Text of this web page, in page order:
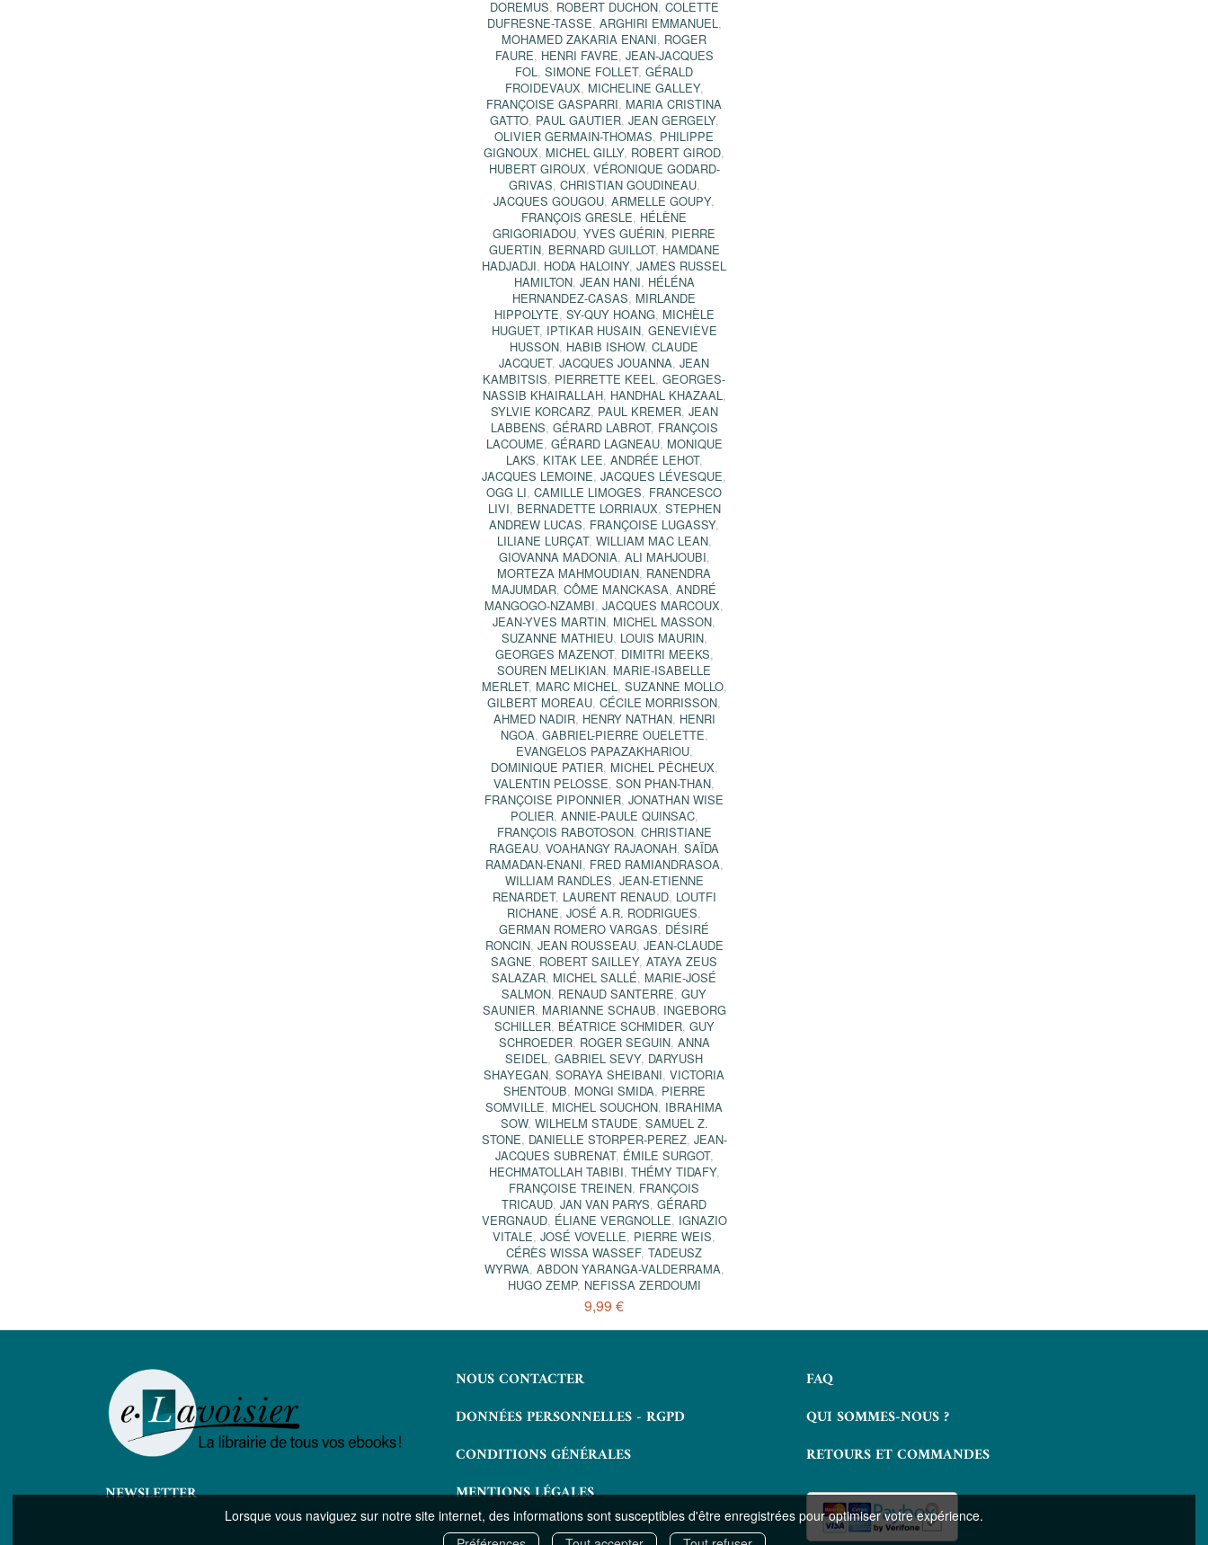
Lorsque vous naviguez sur notre site internet, des informations sont susceptibles d'être enregistrées pour optimiser votre expérience.
DOREMUS, ROBERT DUCHON, COLETTE
DUFRESNE-TASSE, ARGHIRI EMMANUEL ,
MOHAMED ZAKARIA ENANI, ROGER
FAURE, HENRI FAVRE, JEAN-JACQUES
FOL , SIMONE FOLLET, GÉRALD
FROIDEVAUX, MICHELINE GALLEY,
FRANÇOISE GASPARRI, MARIA CRISTINA
GATTO, PAUL GAUTIER, JEAN GERGELY,
OLIVIER GERMAIN-THOMAS, PHILIPPE
GIGNOUX, MICHEL GILLY, ROBERT GIROD,
HUBERT GIROUX, VÉRONIQUE GODARD-
GRIVAS, CHRISTIAN GOUDINEAU,
JACQUES GOUGOU, ARMELLE GOUPY,
FRANÇOIS GRESLE, HÉLÈNE
GRIGORIADOU, YVES GUÉRIN, PIERRE
GUERTIN, BERNARD GUILLOT, HAMDANE
HADJADJI, HODA HALOINY, JAMES RUSSEL
HAMILTON, JEAN HANI, HÉLÉNA
HERNANDEZ-CASAS, MIRLANDE
HIPPOLYTE, SY-QUY HOANG, MICHÈLE
HUGUET, IPTIKAR HUSAIN, GENEVIÈVE
HUSSON, HABIB ISHOW, CLAUDE
JACQUET, JACQUES JOUANNA, JEAN
KAMBITSIS, PIERRETTE KEEL , GEORGES-
NASSIB KHAIRALLAH, HANDHAL KHAZAAL ,
SYLVIE KORCARZ, PAUL KREMER, JEAN
LABBENS, GÉRARD LABROT, FRANÇOIS
LACOUME, GÉRARD LAGNEAU, MONIQUE
LAKS, KITAK LEE, ANDRÉE LEHOT,
JACQUES LEMOINE, JACQUES LÉVESQUE,
OGG LI, CAMILLE LIMOGES, FRANCESCO
LIVI, BERNADETTE LORRIAUX, STEPHEN
ANDREW LUCAS, FRANÇOISE LUGASSY,
LILIANE LURÇAT, WILLIAM MAC LEAN,
GIOVANNA MADONIA, ALI MAHJOUBI,
MORTEZA MAHMOUDIAN, RANENDRA
MAJUMDAR, CÔME MANCKASA, ANDRÉ
MANGOGO-NZAMBI, JACQUES MARCOUX,
JEAN-YVES MARTIN, MICHEL MASSON,
SUZANNE MATHIEU, LOUIS MAURIN,
GEORGES MAZENOT, DIMITRI MEEKS,
SOUREN MELIKIAN, MARIE-ISABELLE
MERLET, MARC MICHEL , SUZANNE MOLLO,
GILBERT MOREAU, CÉCILE MORRISSON,
AHMED NADIR, HENRY NATHAN, HENRI
NGOA, GABRIEL-PIERRE OUELETTE,
EVANGELOS PAPAZAKHARIOU,
DOMINIQUE PATIER, MICHEL PÊCHEUX,
VALENTIN PELOSSE, SON PHAN-THAN,
FRANÇOISE PIPONNIER, JONATHAN WISE
POLIER, ANNIE-PAULE QUINSAC,
FRANÇOIS RABOTOSON, CHRISTIANE
RAGEAU, VOAHANGY RAJAONAH, SAÏDA
RAMADAN-ENANI, FRED RAMIANDRASOA,
WILLIAM RANDLES, JEAN-ETIENNE
RENARDET, LAURENT RENAUD, LOUTFI
RICHANE, JOSÉ A.R. RODRIGUES,
GERMAN ROMERO VARGAS, DÉSIRÉ
RONCIN, JEAN ROUSSEAU, JEAN-CLAUDE
SAGNE, ROBERT SAILLEY, ATAYA ZEUS
SALAZAR, MICHEL SALLÉ, MARIE-JOSÉ
SALMON, RENAUD SANTERRE, GUY
SAUNIER, MARIANNE SCHAUB, INGEBORG
SCHILLER, BÉATRICE SCHMIDER, GUY
SCHROEDER, ROGER SEGUIN, ANNA
SEIDEL , GABRIEL SEVY, DARYUSH
SHAYEGAN, SORAYA SHEIBANI, VICTORIA
SHENTOUB, MONGI SMIDA, PIERRE
SOMVILLE, MICHEL SOUCHON, IBRAHIMA
SOW, WILHELM STAUDE, SAMUEL Z.
STONE, DANIELLE STORPER-PEREZ, JEAN-
JACQUES SUBRENAT, ÉMILE SURGOT,
HECHMATOLLAH TABIBI, THÉMY TIDAFY,
FRANÇOISE TREINEN, FRANÇOIS
TRICAUD, JAN VAN PARYS, GÉRARD
VERGNAUD, ÉLIANE VERGNOLLE, IGNAZIO
VITALE, JOSÉ VOVELLE, PIERRE WEIS,
CÉRÈS WISSA WASSEF, TADEUSZ
WYRWA, ABDON YARANGA-VALDERRAMA,
HUGO ZEMP, NEFISSA ZERDOUMI
9,99 €
NEWSLETTER
NOUS CONTACTER
DONNÉES PERSONNELLES - RGPD
CONDITIONS GÉNÉRALES
MENTIONS LÉGALES
FAQ
QUI SOMMES-NOUS ?
RETOURS ET COMMANDES